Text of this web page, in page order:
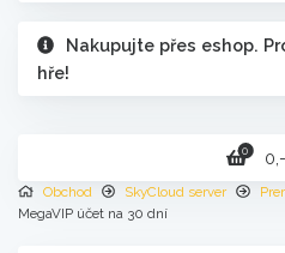
Nakupujte přes eshop.
hře!
0
Obchod SkyCloud server
MegaVIP účet na 30 dní